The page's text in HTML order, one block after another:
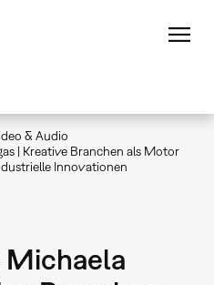
& Audio
| Kreative Branchen als Motor
Innovationen
Michaela